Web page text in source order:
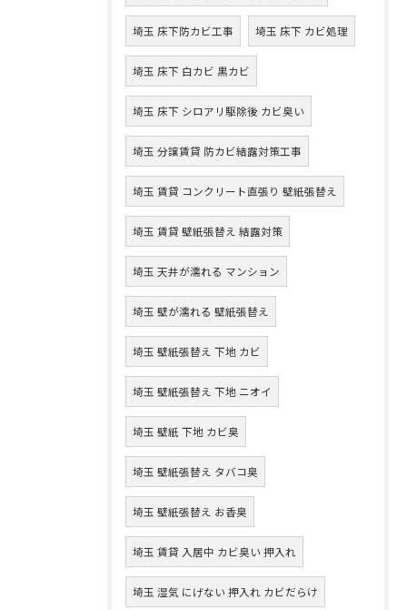
埼玉 床下防カビ工事 埼玉 床下 カビ処理
埼玉 床下 白カビ 黒カビ
埼玉 床下 シロアリ駆除後 カビ臭い
埼玉 分譲賃貸 防カビ結露対策工事
埼玉 賃貸 コンクリート直張り 壁紙張替え
埼玉 賃貸 壁紙張替え 結露対策
埼玉 天井が濡れる マンション
埼玉 壁が濡れる 壁紙張替え
埼玉 壁紙張替え 下地 カビ
埼玉 壁紙張替え 下地 ニオイ
埼玉 壁紙 下地 カビ臭
埼玉 壁紙張替え タバコ臭
埼玉 壁紙張替え お香臭
埼玉 賃貸 入居中 カビ臭い 押入れ
埼玉 湿気 にげない 押入れ カビだらけ